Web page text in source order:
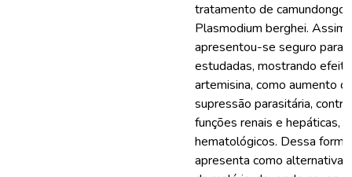
tratamento de
Plasmodium berghei.
apresentou-se seguro para
estudadas, mostrando
artemisina, como aumento
supressão parasitária,
funções renais e hepáticas,
hematológicos. Dessa
apresenta como alternativa